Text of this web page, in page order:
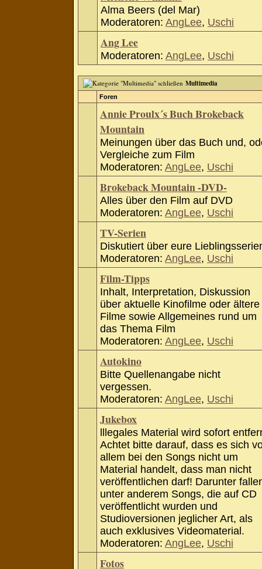
Alma Beers (del Mar)
Moderatoren: AngLee, Uschi
Ang Lee
Moderatoren: AngLee, Uschi
Multimedia
Foren
Annie Proulx´s Buch Brokeback
Mountain
Meinungen über das Buch und,
Vergleiche zum Film
Moderatoren: AngLee, Uschi
Brokeback Mountain -DVD-
Alles über den Film auf DVD
Moderatoren: AngLee, Uschi
TV-Serien
Diskutiert über eure
Moderatoren: AngLee, Uschi
Film-Tipps
Inhalt, Interpretation, Diskussion
über aktuelle Kinofilme oder ältere
Filme sowie Allgemeines rund um
das Thema Film
Moderatoren: AngLee, Uschi
Autokino
Bitte Quellenangabe nicht
vergessen.
Moderatoren: AngLee, Uschi
Jukebox
lllegales Material wird sofort
Achtet bitte darauf, dass es sich
allem bei den Songs nicht um
Material handelt, dass man nicht
veröffentlichen darf! Darunter
unter anderem Songs, die auf CD
veröffentlicht wurden und
Studioversionen jeglicher Art, als
auch exklusives Videomaterial.
Moderatoren: AngLee, Uschi
Fotos